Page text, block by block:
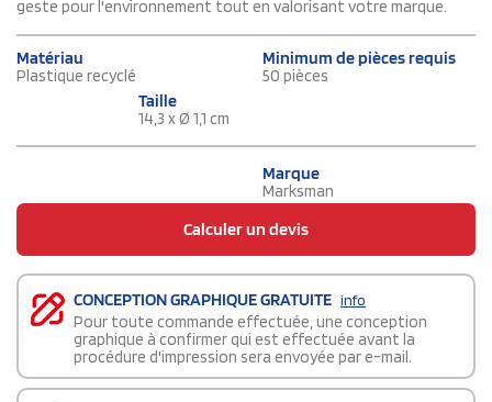
geste pour l'environnement tout en valorisant votre marque.
Matériau
Plastique recyclé
Minimum de pièces requis
50 pièces
Taille
14,3 x Ø 1,1 cm
Marque
Marksman
Calculer un devis
CONCEPTION GRAPHIQUE GRATUITE info
Pour toute commande effectuée, une conception
graphique à confirmer qui est effectuée avant la
procédure d'impression sera envoyée par e-mail.